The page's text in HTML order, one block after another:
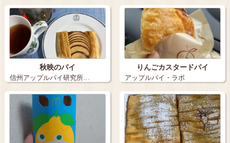
SURUY…
秋映のパイ
信州アップルパイ研究所…
りんごカスタードパイ
アップルパイ・ラボ